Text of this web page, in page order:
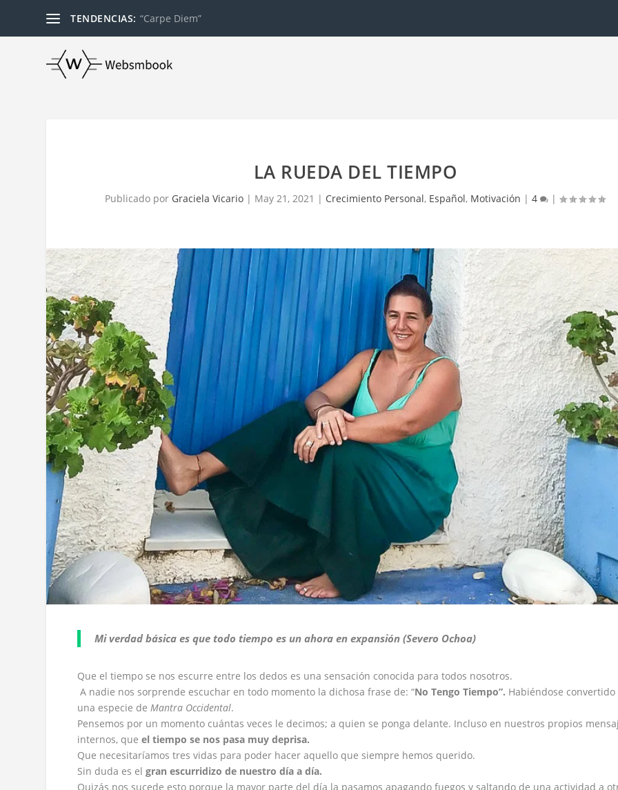
TENDENCIAS: “Carpe Diem”
LA RUEDA DEL TIEMPO
Publicado por Graciela Vicario | May 21, 2021 | Crecimiento Personal, Español, Motivación |4 |
Mi verdad básica es que todo tiempo es un ahora en expansión (Severo Ochoa)
Que el tiempo se nos escurre entre los dedos es una sensación conocida para todos nosotros.
A nadie nos sorprende escuchar en todo momento la dichosa frase de: “No Tengo Tiempo”. Habiéndose convertido
una especie de Mantra Occidental.
Pensemos por un momento cuántas veces le decimos; a quien se ponga delante. Incluso en nuestros propios
internos, que el tiempo se nos pasa muy deprisa.
Que necesitaríamos tres vidas para poder hacer aquello que siempre hemos querido.
Sin duda es el gran escurridizo de nuestro día a día.
Quizás nos sucede esto porque la mayor parte del día la pasamos apagando fuegos y saltando de una actividad a